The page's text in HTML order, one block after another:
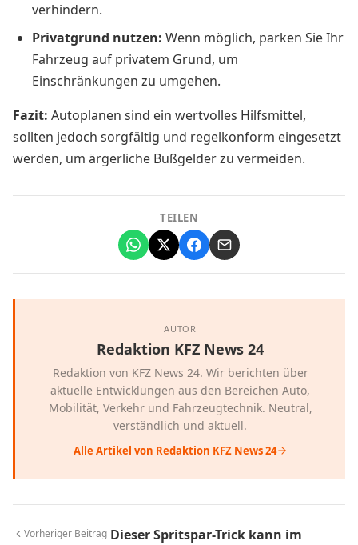
verhindern.
Privatgrund nutzen: Wenn möglich, parken Sie Ihr
Fahrzeug auf privatem Grund, um
Einschränkungen zu umgehen.
Fazit: Autoplanen sind ein wertvolles Hilfsmittel,
sollten jedoch sorgfältig und regelkonform eingesetzt
werden, um ärgerliche Bußgelder zu vermeiden.
TEILEN
AUTOR
Redaktion KFZ News 24
Redaktion von KFZ News 24. Wir berichten über
aktuelle Entwicklungen aus den Bereichen Auto,
Mobilität, Verkehr und Fahrzeugtechnik. Neutral,
verständlich und aktuell.
Alle Artikel von Redaktion KFZ News 24
Vorheriger Beitrag Dieser Spritspar-Trick kann im